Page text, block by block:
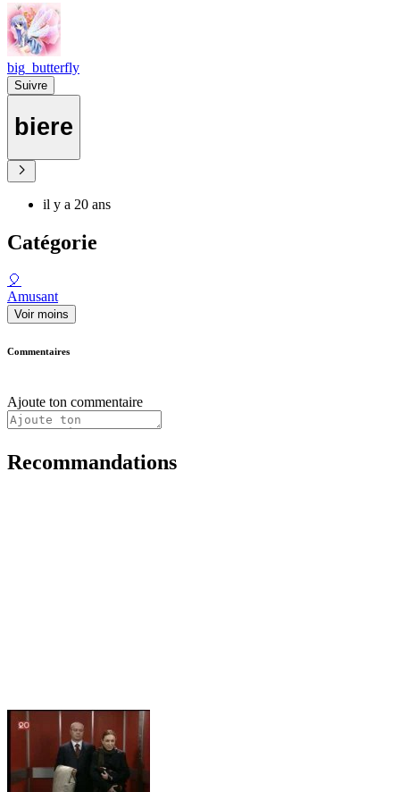
big_butterfly
Suivre
biere
il y a 20 ans
Catégorie
🎈
Amusant
Voir moins
Commentaires
Ajoute ton commentaire
Recommandations